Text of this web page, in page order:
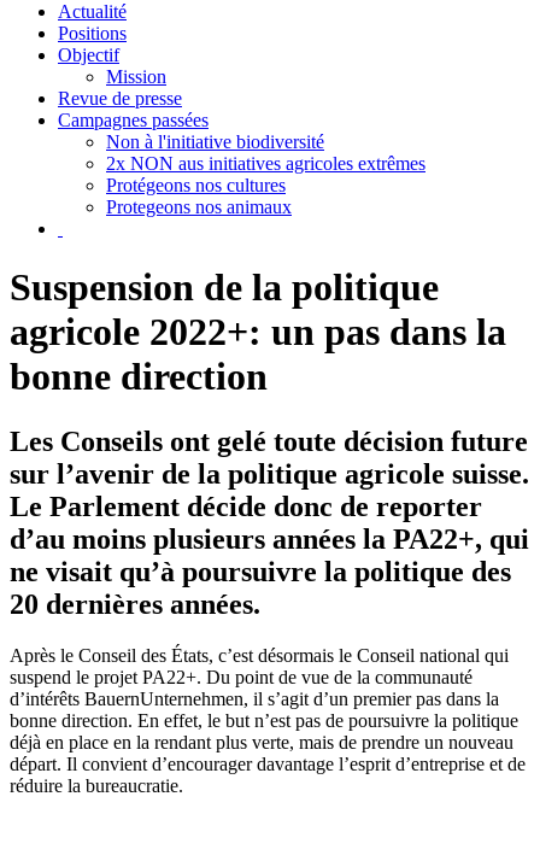
Actualité
Positions
Objectif
Mission
Revue de presse
Campagnes passées
Non à l'initiative biodiversité
2x NON aus initiatives agricoles extrêmes
Protégeons nos cultures
Protegeons nos animaux
Suspension de la politique
agricole 2022+: un pas dans la
bonne direction
Les Conseils ont gelé toute décision future
sur l’avenir de la politique agricole suisse.
Le Parlement décide donc de reporter
d’au moins plusieurs années la PA22+, qui
ne visait qu’à poursuivre la politique des
20 dernières années.
Après le Conseil des États, c’est désormais le Conseil national qui
suspend le projet PA22+. Du point de vue de la communauté
d’intérêts BauernUnternehmen, il s’agit d’un premier pas dans la
bonne direction. En effet, le but n’est pas de poursuivre la politique
déjà en place en la rendant plus verte, mais de prendre un nouveau
départ. Il convient d’encourager davantage l’esprit d’entreprise et de
réduire la bureaucratie.